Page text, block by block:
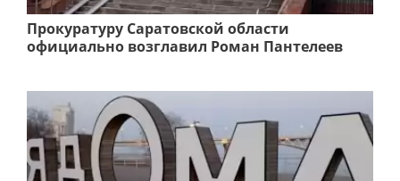
Прокуратуру Саратовской области
официально возглавил Роман Пантелеев